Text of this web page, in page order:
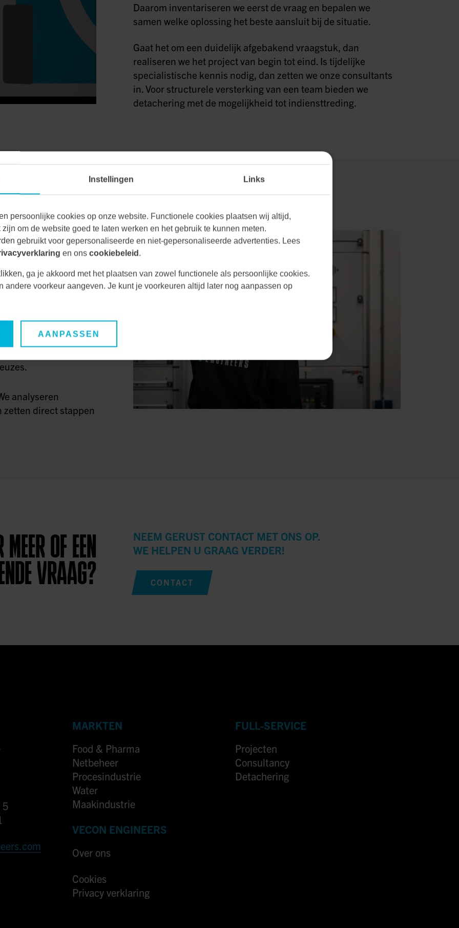
Daarom inventariseren we eerst de vraag en bepalen we
samen welke oplossing het beste aansluit bij de situatie.
Gaat het om een duidelijk afgebakend vraagstuk, dan
realiseren we het project van begin tot eind. Is tijdelijke
specialistische kennis nodig, dan zetten we onze consultants
in. Voor structurele versterking van een team bieden we
detachering met de mogelijkheid tot indiensttreding.
met een engineer
iemand die
diepgang
technische
en het tussentijds
analyseren
zetten direct stappen
OF EEN
VRAAG?
NEEM GERUST CONTACT MET ONS OP.
WE HELPEN U GRAAG VERDER!
CONTACT
5
MARKTEN
Food & Pharma
Netbeheer
Procesindustrie
Water
Maakindustrie
FULL-SERVICE
Projecten
Consultancy
Detachering
VECON ENGINEERS
Over ons
Cookies
Privacy verklaring
Instellingen Links
persoonlijke cookies op onze website. Functionele cookies plaatsen wij altijd,
om de website goed te laten werken en het gebruik te kunnen meten.
gebruikt voor gepersonaliseerde en niet-gepersonaliseerde advertenties. Lees
en ons cookiebeleid .
ga je akkoord met het plaatsen van zowel functionele als persoonlijke cookies.
andere voorkeur aangeven. Je kunt je voorkeuren altijd later nog aanpassen op
AANPASSEN